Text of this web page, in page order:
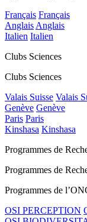
Français Français
Anglais Anglais
Italien Italien
Clubs Sciences
Clubs Sciences
Valais Suisse Valais
Genève Genève
Paris Paris
Kinshasa Kinshasa
Programmes de
Programmes de
Programmes de
OSI PERCEPTION